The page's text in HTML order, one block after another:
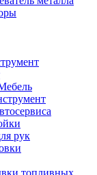
рук
топливных